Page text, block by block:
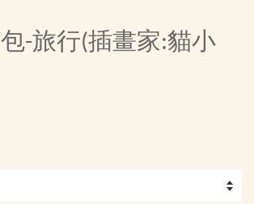
-旅行(插畫家:貓小